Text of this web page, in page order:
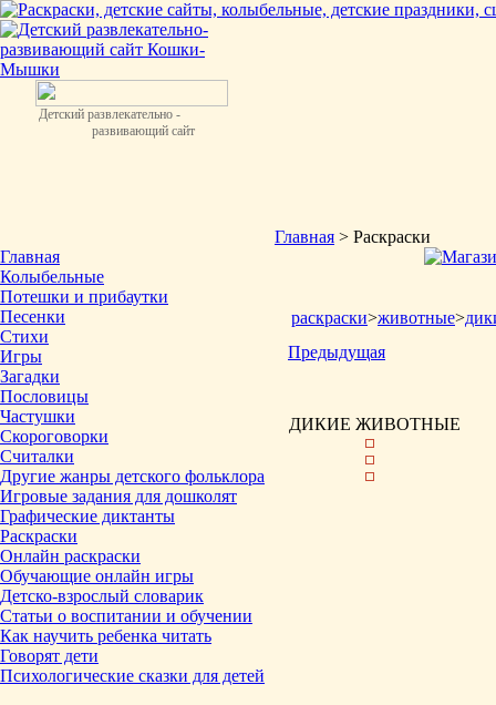
Детский развлекательно -
развивающий сайт
Главная
Колыбельные
Потешки и прибаутки
Песенки
Стихи
Игры
Загадки
Пословицы
Частушки
Скороговорки
Считалки
Другие жанры детского фольклора
Игровые задания для дошколят
Графические диктанты
Раскраски
Онлайн раскраски
Обучающие онлайн игры
Детско-взрослый словарик
Статьи о воспитании и обучении
Как научить ребенка читать
Говорят дети
Психологические сказки для детей
Главная > Раскраски
раскраски>животные>
Предыдущая
ДИКИЕ ЖИВОТНЫЕ